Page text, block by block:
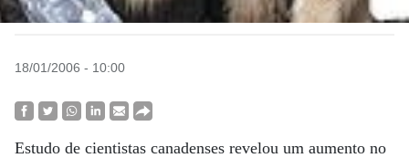
18/01/2006 - 10:00
Estudo de cientistas canadenses revelou um aumento no